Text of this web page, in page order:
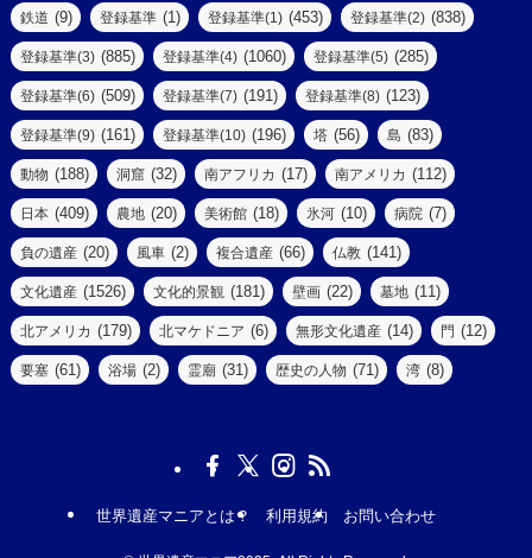
(39)
(290)
(7)
(6)
(3)
(3)
(6)
(8)
(61)
(9)
(2)
(17)
(8)
(73)
(11)
(18)
(6)
(4)
(8)
(2)
(2)
(10)
(1)
(1)
(3)
(1)
(1)
鉄道 (9) 登録基準 (1) 登録基準(1) (453) 登録基準(2) (838)
登録基準(3) (885) 登録基準(4) (1060) 登録基準(5) (285)
登録基準(6) (509) 登録基準(7) (191) 登録基準(8) (123)
登録基準(9) (161) 登録基準(10) (196) 塔 (56) 島 (83)
動物 (188) 洞窟 (32) 南アフリカ (17) 南アメリカ (112)
日本 (409) 農地 (20) 美術館 (18) 氷河 (10) 病院 (7)
負の遺産 (20) 風車 (2) 複合遺産 (66) 仏教 (141)
文化遺産 (1526) 文化的景観 (181) 壁画 (22) 墓地 (11)
北アメリカ (179) 北マケドニア (6) 無形文化遺産 (14) 門 (12)
要塞 (61) 浴場 (2) 霊廟 (31) 歴史の人物 (71) 湾 (8)
世界遺産マニアとは？ 利用規約 お問い合わせ